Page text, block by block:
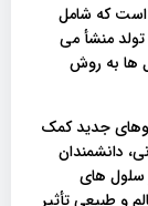
است که شامل
منشأ می
ها به روش
جدید کمک
دانشمندان
سلول های
و طبیعی تأثیر